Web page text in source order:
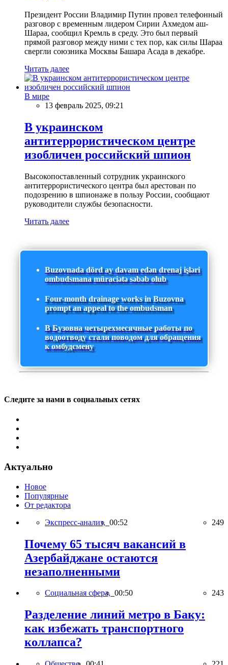
Президент России Владимир Путин провел телефонный
разговор с временным лидером Сирии Ахмедом аш-
Шараа, сообщил Кремль в среду. Это был первый
прямой разговор между ними с тех пор, как силы Шараа
свергли союзника Москвы Башара Асада в декабре.
Читать далее
В мире
13 февраль 2025, 09:21
В украинском
антитеррористическом центре
изобличен российский шпион
Высокопоставленный сотрудник украинского
антитеррористического центра был арестован по
подозрению в шпионаже в пользу России, сообщают
руководители службы безопасности.
Читать далее
Buzovnada dörd ay davam edən drenaj işləri
ombudsmana müraciətə səbəb olub
Four-month drainage works in Buzovna
prompt an appeal to the ombudsman
В Бузовна четырехмесячные работы по
водоотводу стали поводом для обращения
к омбудсмену
Следите за нами в социальных сетях
Актуально
Новое
Популярные
От редактора
Экспресс-анализ, 00:52 249
Почему 65 тысяч вакансий в
Азербайджане остаются
незаполненными
Социальная сфера, 00:50 243
Разделение линий метро в Баку:
как избежать транспортного
коллапса?